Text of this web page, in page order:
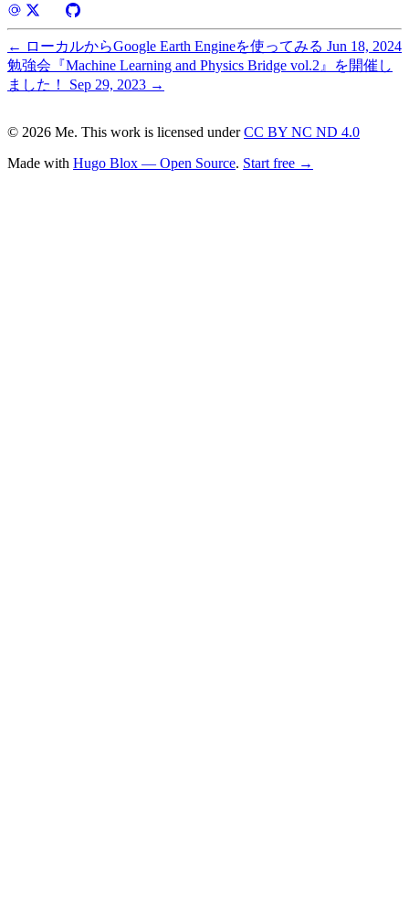
← ローカルからGoogle Earth Engineを使ってみる Jun 18, 2024
勉強会『Machine Learning and Physics Bridge vol.2』を開催し
ました！
Sep 29, 2023 →
© 2026 Me. This work is licensed underCC BY NC ND 4.0
Made with Hugo Blox — Open Source. Start free →